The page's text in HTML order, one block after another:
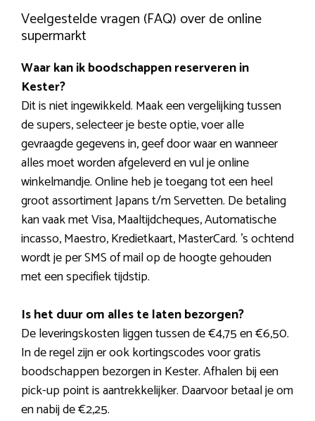
Veelgestelde vragen (FAQ) over de online
supermarkt
Waar kan ik boodschappen reserveren in
Kester?
Dit is niet ingewikkeld. Maak een vergelijking tussen
de supers, selecteer je beste optie, voer alle
gevraagde gegevens in, geef door waar en wanneer
alles moet worden afgeleverd en vul je online
winkelmandje. Online heb je toegang tot een heel
groot assortiment Japans t/m Servetten. De betaling
kan vaak met Visa, Maaltijdcheques, Automatische
incasso, Maestro, Kredietkaart, MasterCard. ’s ochtend
wordt je per SMS of mail op de hoogte gehouden
met een specifiek tijdstip.
Is het duur om alles te laten bezorgen?
De leveringskosten liggen tussen de €4,75 en €6,50.
In de regel zijn er ook kortingscodes voor gratis
boodschappen bezorgen in Kester. Afhalen bij een
pick-up point is aantrekkelijker. Daarvoor betaal je om
en nabij de €2,25.